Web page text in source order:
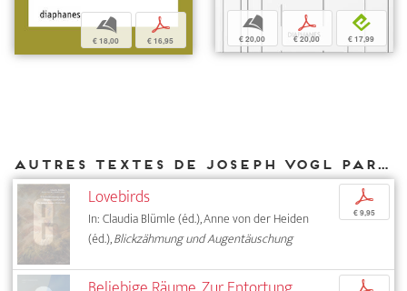
b
€ 18,00
p
€ 16,95
b
€ 20,00
p
€ 20,00
e
€ 17,99
Autres textes de Joseph Vogl parus chez DIAPHANES
Lovebirds
In: Claudia Blümle (éd.), Anne von der Heiden
(éd.),Blickzähmung und Augentäuschung
p
€ 9,95